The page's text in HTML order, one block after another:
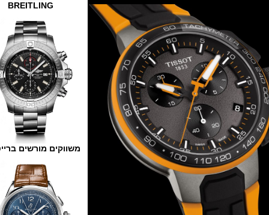
BREITLING
משווקים מורשים ברייטלינג